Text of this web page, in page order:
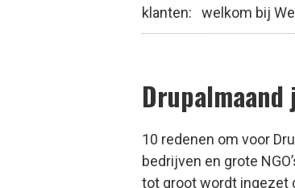
klanten: welkom bij
Drupalmaand
10 redenen om voor
bedrijven en grote
tot groot wordt ingezet